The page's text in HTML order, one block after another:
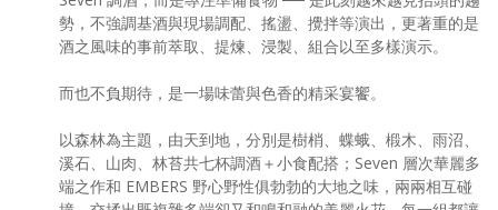
勢，不強調基酒與現場調配、搖盪、攪拌等演出，更著重的是
酒之風味的事前萃取、提煉、浸製、組合以至多樣演示。
而也不負期待，是一場味蕾與色香的精采宴饗。
以森林為主題，由天到地，分別是樹梢、蝶蛾、椴木、雨沼、
溪石、山肉、林苔共七杯調酒＋小食配搭；Seven 層次華麗多
端之作和 EMBERS 野心野性俱勃勃的大地之味，兩兩相互碰